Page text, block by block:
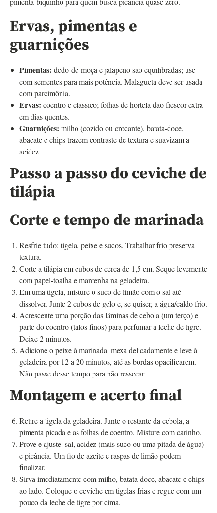
Ervas, pimentas e
guarnições
Pimentas: dedo‑de‑moça e jalapeño são equilibradas; use
com sementes para mais potência. Malagueta deve ser usada
com parcimônia.
Ervas: coentro é clássico; folhas de hortelã dão frescor extra
em dias quentes.
Guarnições: milho (cozido ou crocante), batata‑doce,
abacate e chips trazem contraste de textura e suavizam a
acidez.
Passo a passo do ceviche de
tilápia
Corte e tempo de marinada
Resfrie tudo: tigela, peixe e sucos. Trabalhar frio preserva
textura.
Corte a tilápia em cubos de cerca de 1,5 cm. Seque levemente
com papel‑toalha e mantenha na geladeira.
Em uma tigela, misture o suco de limão com o sal até
dissolver. Junte 2 cubos de gelo e, se quiser, a água/caldo frio.
Acrescente uma porção das lâminas de cebola (um terço) e
parte do coentro (talos finos) para perfumar a leche de tigre.
Deixe 2 minutos.
Adicione o peixe à marinada, mexa delicadamente e leve à
geladeira por 12 a 20 minutos, até as bordas opacificarem.
Não passe desse tempo para não ressecar.
Montagem e acerto final
Retire a tigela da geladeira. Junte o restante da cebola, a
pimenta picada e as folhas de coentro. Misture com carinho.
Prove e ajuste: sal, acidez (mais suco ou uma pitada de água)
e picância. Um fio de azeite e raspas de limão podem
finalizar.
Sirva imediatamente com milho, batata‑doce, abacate e chips
ao lado. Coloque o ceviche em tigelas frias e regue com um
pouco da leche de tigre por cima.